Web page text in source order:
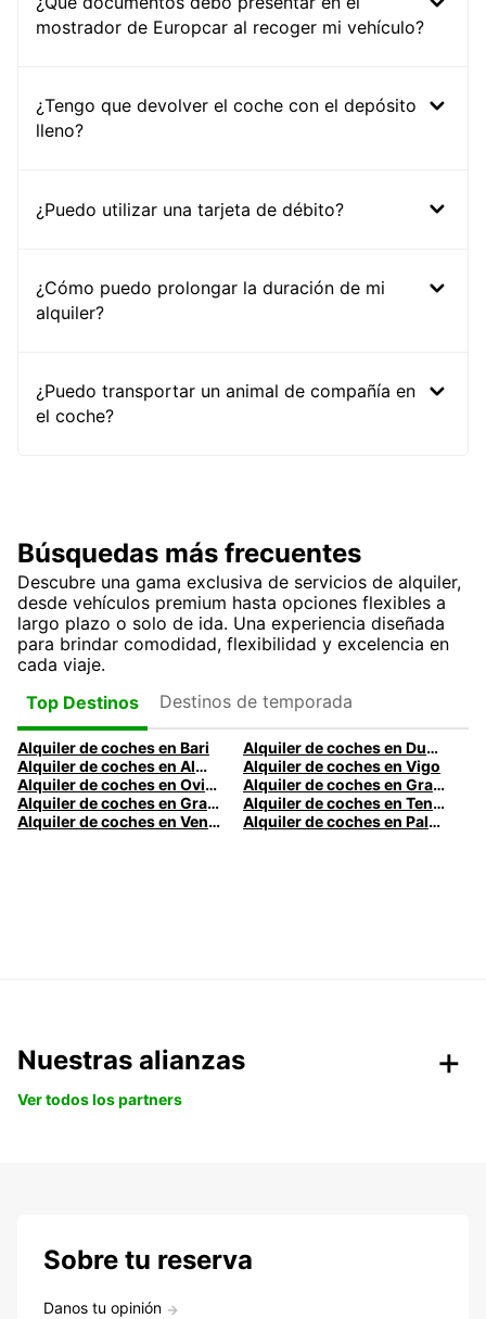
mostrador de Europcar al recoger mi vehículo?
¿Tengo que devolver el coche con el depósito
lleno?
¿Puedo utilizar una tarjeta de débito?
¿Cómo puedo prolongar la duración de mi
alquiler?
¿Puedo transportar un animal de compañía en
el coche?
Búsquedas más frecuentes
Descubre una gama exclusiva de servicios de alquiler,
desde vehículos premium hasta opciones flexibles a
largo plazo o solo de ida. Una experiencia diseñada
para brindar comodidad, flexibilidad y excelencia en
cada viaje.
Top Destinos
Destinos de temporada
Alquiler de coches en Bari
Alquiler de coches en Dublín
Alquiler de coches en Almería
Alquiler de coches en Vigo
Alquiler de coches en Oviedo
Alquiler de coches en Granada
Alquiler de coches en Gran Canaria
Alquiler de coches en Tenerife
Alquiler de coches en Venecia
Alquiler de coches en Palermo
Nuestras alianzas
Ver todos los partners
Sobre tu reserva
Danos tu opinión